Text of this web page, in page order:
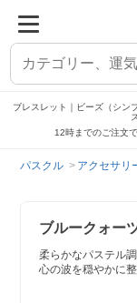
ブレスレット｜ビーズ（シン
12時までのご注文で
パスクル アクセサリ
ブルークォー
柔らかなパステル
心の波を穏やかに